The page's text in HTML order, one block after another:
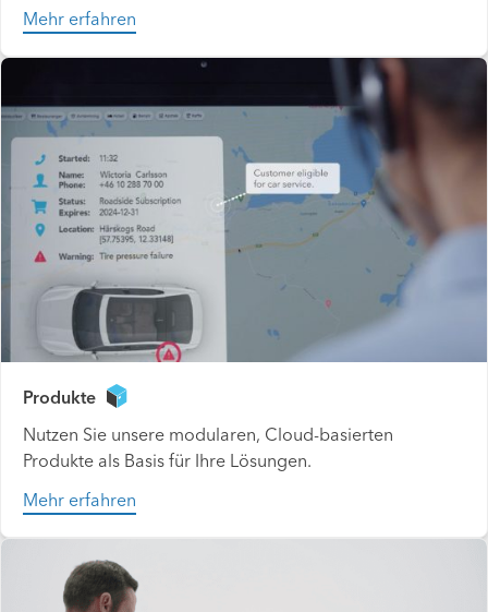
Mehr erfahren
Produkte
Nutzen Sie unsere modularen, Cloud-basierten
Produkte als Basis für Ihre Lösungen.
Mehr erfahren